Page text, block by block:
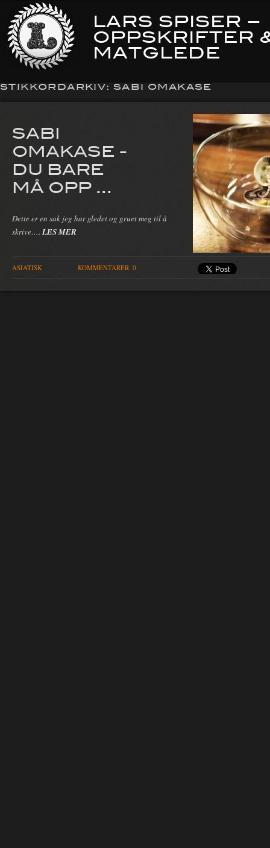
LARS SPISER –
OPPSKRIFTER
MATGLEDE
STIKKORDARKIV: SABI OMAKASE
SABI
OMAKASE -
DU BARE
MÅ OPP ...
Dette er en sak jeg har gledet og gruet meg til å
skrive…. LES MER
ASIATISK KOMMENTARER: 0